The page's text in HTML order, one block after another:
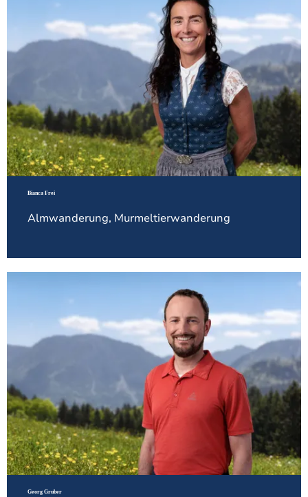
Bianca Frei
Almwanderung, Murmeltierwanderung
Georg Gruber